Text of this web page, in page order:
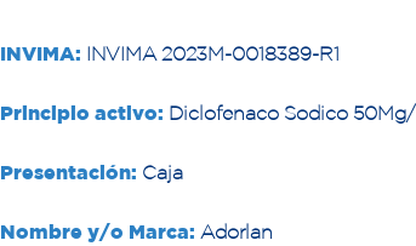
INVIMA: INVIMA 2023M-0018389-R1
Principio activo: Diclofenaco Sodico
Presentación: Caja
Nombre y/o Marca: Adorlan